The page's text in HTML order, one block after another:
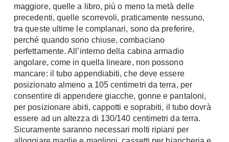
maggiore, quelle a libro, più o meno la metà delle
precedenti, quelle scorrevoli, praticamente nessuno,
tra queste ultime le complanari, sono da preferire,
perché quando sono chiuse, combaciano
perfettamente. All’interno della cabina armadio
angolare, come in quella lineare, non possono
mancare: il tubo appendiabiti, che deve essere
posizionato almeno a 105 centimetri da terra, per
consentire di appendere giacche, gonne e pantaloni,
per posizionare abiti, cappotti e soprabiti, il tubo dovrà
essere ad un altezza di 130/140 centimetri da terra.
Sicuramente saranno necessari molti ripiani per